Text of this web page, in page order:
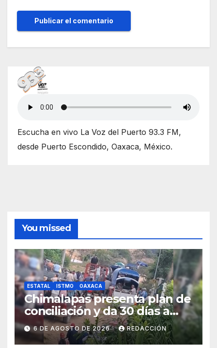
Escucha en vivo La Voz del Puerto 93.3 FM,
desde Puerto Escondido, Oaxaca, México.
You missed
ESTATAL ISTMO OAXACA
Chimalapas presenta plan de
conciliación y da 30 días a
ejidos chiapanecos para
definir situación territorial
6 DE AGOSTO DE 2026 REDACCIÓN